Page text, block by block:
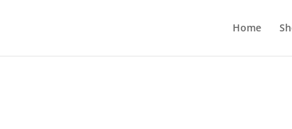
Home